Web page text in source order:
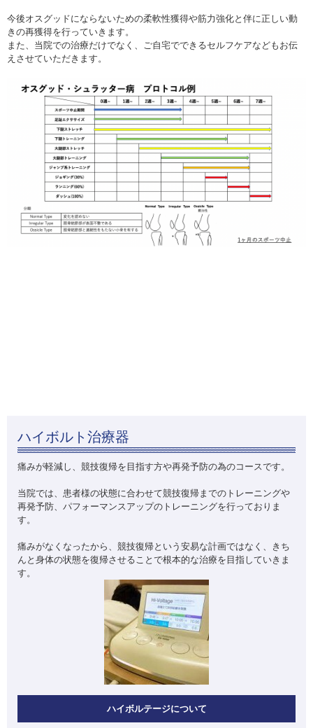
今後オスグッドにならないための柔軟性獲得や筋力強化と伴に正しい動
きの再獲得を行っていきます。
また、当院での治療だけでなく、ご自宅でできるセルフケアなどもお伝
えさせていただきます。
ハイボルト治療器
痛みが軽減し、競技復帰を目指す方や再発予防の為のコースです。
当院では、患者様の状態に合わせて競技復帰までのトレーニングや
再発予防、パフォーマンスアップのトレーニングを行っておりま
す。
痛みがなくなったから、競技復帰という安易な計画ではなく、きち
んと身体の状態を復帰させることで根本的な治療を目指していきま
す。
ハイボルテージについて